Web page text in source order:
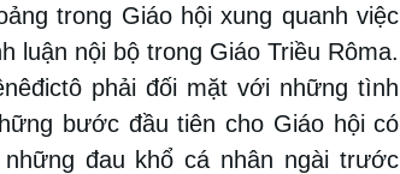
trong Giáo hội xung quanh việc
luận nội bộ trong Giáo Triều Rôma.
phải đối mặt với những tình
bước đầu tiên cho Giáo hội có
đau khổ cá nhân ngài trước